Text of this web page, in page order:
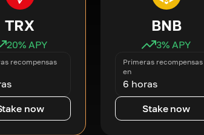
TRX
20% APY
recompensas
now
BNB
3% APY
Primeras recompensas
en
6 horas
Stake now